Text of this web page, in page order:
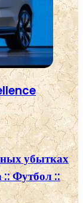
убытках
Футбол ::